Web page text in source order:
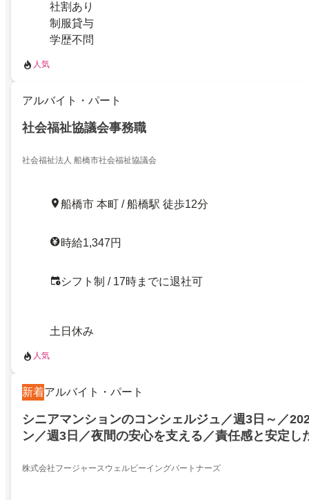
社割あり
制服貸与
学歴不問
人気
アルバイト・パート
社会福祉協議会事務職
社会福祉法人 船橋市社会福祉協議会
船橋市 本町 / 船橋駅 徒歩12分
時給1,347円
シフト制 / 17時までに退社可
土日休み
人気
新着アルバイト・パート
シニアマンションのコンシェルジュ／週3日～／
ン／週3日／夜間の安心を支える／責任感と安定し
株式会社フージャースウェルビーイングパートナーズ